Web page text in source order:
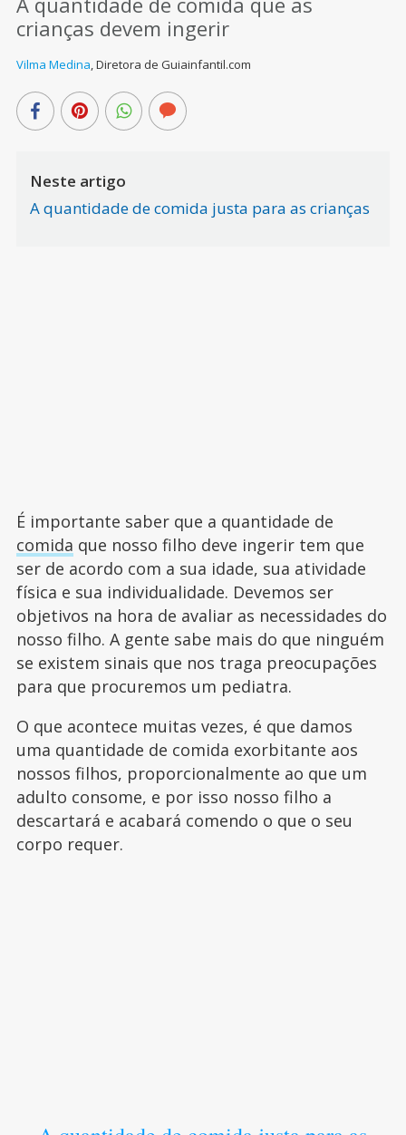
crianças devem ingerir
Vilma Medina,Diretora de Guiainfantil.com
Neste artigo
A quantidade de comida justa para as crianças
É importante saber que a quantidade de
comida que nosso filho deve ingerir tem que
ser de acordo com a sua idade, sua atividade
física e sua individualidade. Devemos ser
objetivos na hora de avaliar as necessidades do
nosso filho. A gente sabe mais do que ninguém
se existem sinais que nos traga preocupações
para que procuremos um pediatra.
O que acontece muitas vezes, é que damos
uma quantidade de comida exorbitante aos
nossos filhos, proporcionalmente ao que um
adulto consome, e por isso nosso filho a
descartará e acabará comendo o que o seu
corpo requer.